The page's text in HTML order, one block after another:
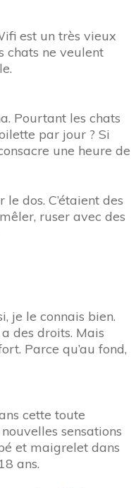
est un très vieux
chats ne veulent
Pourtant les chats
par jour ? Si
une heure de
dos. C’étaient des
ruser avec des
je le connais bien.
des droits. Mais
Parce qu’au fond,
cette toute
sensations
et maigrelet dans
ans.